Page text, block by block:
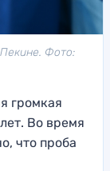
Фото:
громкая
Во время
что проба